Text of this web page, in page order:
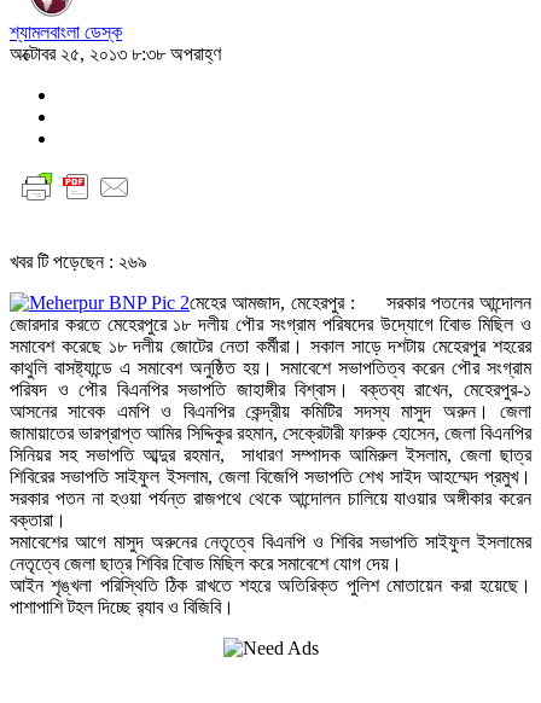
শ্যামলবাংলা ডেস্ক
অক্টোবর ২৫, ২০১৩ ৮:৩৮ অপরাহ্ণ
খবর টি পড়েছেন : ২৬৯
মেহের আমজাদ, মেহেরপুর : সরকার পতনের আন্দোলন
জোরদার করতে মেহেরপুরে ১৮ দলীয় পৌর সংগ্রাম পরিষদের উদ্যোগে বিােভ মিছিল ও
সমাবেশ করেছে ১৮ দলীয় জোটের নেতা কর্মীরা। সকাল সাড়ে দশটায় মেহেরপুর শহরের
কাথুলি বাসষ্ট্যান্ডে এ সমাবেশ অনুষ্ঠিত হয়। সমাবেশে সভাপতিত্ব করেন পৌর সংগ্রাম
পরিষদ ও পৌর বিএনপির সভাপতি জাহাঙ্গীর বিশ্বাস। বক্তব্য রাখেন, মেহেরপুর-১
আসনের সাবেক এমপি ও বিএনপির কেন্দ্রীয় কমিটির সদস্য মাসুদ অরুন। জেলা
জামায়াতের ভারপ্রাপ্ত আমির সিদ্দিকুর রহমান, সেক্রেটারী ফারুক হোসেন, জেলা বিএনপির
সিনিয়র সহ সভাপতি আব্দুর রহমান, সাধারণ সম্পাদক আমিরুল ইসলাম, জেলা ছাত্র
শিবিরের সভাপতি সাইফুল ইসলাম, জেলা বিজেপি সভাপতি শেখ সাইদ আহম্মেদ প্রমুখ।
সরকার পতন না হওয়া পর্যন্ত রাজপথে থেকে আন্দোলন চালিয়ে যাওয়ার অঙ্গীকার করেন
বক্তারা।
সমাবেশের আগে মাসুদ অরুনের নেতৃত্বে বিএনপি ও শিবির সভাপতি সাইফুল ইসলামের
নেতৃত্বে জেলা ছাত্র শিবির বিােভ মিছিল করে সমাবেশে যোগ দেয়।
আইন শৃঙ্খলা পরিস্থিতি ঠিক রাখতে শহরে অতিরিক্ত পুলিশ মোতায়েন করা হয়েছে।
পাশাপাশি টহল দিচ্ছে র‌্যাব ও বিজিবি।